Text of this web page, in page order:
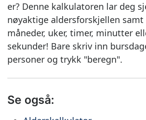
er? Denne kalkulatoren lar deg
nøyaktige aldersforskjellen samt
måneder, uker, timer, minutter
sekunder! Bare skriv inn
personer og trykk "beregn".
Se også: